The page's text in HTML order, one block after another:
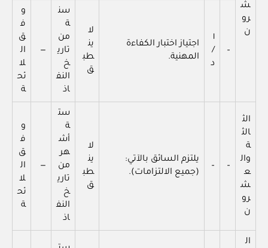
ش
رو
ن
–
١
/
د
اجتياز اختبار الكفاءة
المهنية.
لا
ين
طب
ق
سن
ة
من
تاري
خ
النف
اذ
—
و
ف
ق
ال
لا
ئح
ة
الث
الث
ة
وال
ع
ش
رو
ن
–
–
يلتزم السائق بالآتي:
(جميع الالتزامات).
لا
ين
طب
ق
ست
ة
أش
هر
من
تاري
خ
النف
اذ
—
و
ف
ق
ال
لا
ئح
ة
ال